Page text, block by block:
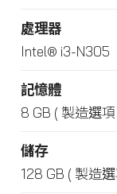
處理器
Intel® i3-N305
記憶體
8 GB ( 製造選項
儲存
128 GB ( 製造